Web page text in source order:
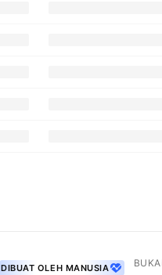
DIBUAT OLEH MANUSIA